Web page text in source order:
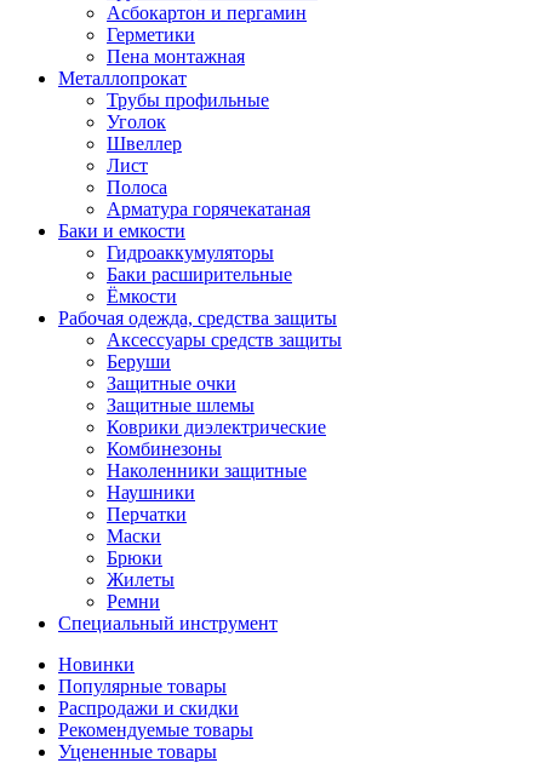
Асбокартон и пергамин
Герметики
Пена монтажная
Металлопрокат
Трубы профильные
Уголок
Швеллер
Лист
Полоса
Арматура горячекатаная
Баки и емкости
Гидроаккумуляторы
Баки расширительные
Ёмкости
Рабочая одежда, средства защиты
Аксессуары средств защиты
Беруши
Защитные очки
Защитные шлемы
Коврики диэлектрические
Комбинезоны
Наколенники защитные
Наушники
Перчатки
Маски
Брюки
Жилеты
Ремни
Специальный инструмент
Новинки
Популярные товары
Распродажи и скидки
Рекомендуемые товары
Уцененные товары